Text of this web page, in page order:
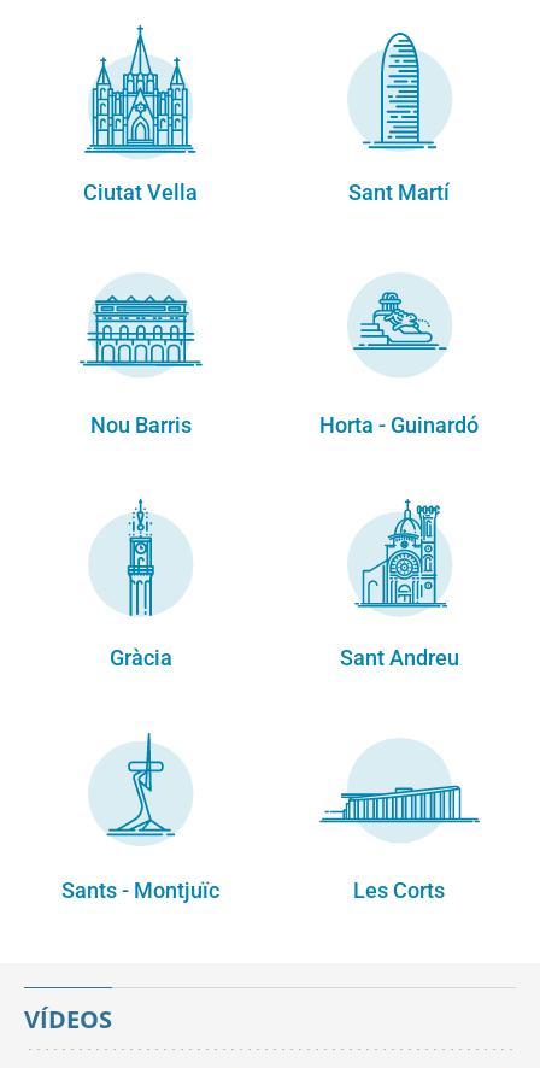
Ciutat Vella Sant Martí
Nou Barris Horta - Guinardó
Gràcia Sant Andreu
Sants - Montjuïc Les Corts
VÍDEOS